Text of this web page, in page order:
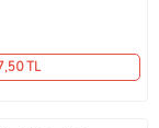
,50 TL